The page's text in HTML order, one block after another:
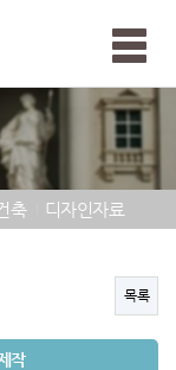
Toggle
축 디자인자료
목록
작